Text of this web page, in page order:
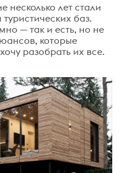
несколько лет стали
баз.
— так и есть, но не
которые
разобрать их все.